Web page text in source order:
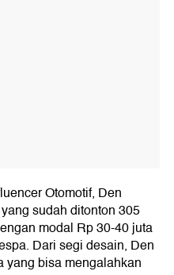
Otomotif, Den
sudah ditonton 305
modal Rp 30-40 juta
Dari segi desain, Den
yang bisa mengalahkan